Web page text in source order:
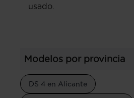
usado.
Modelos por provincia
DS 4 en Alicante